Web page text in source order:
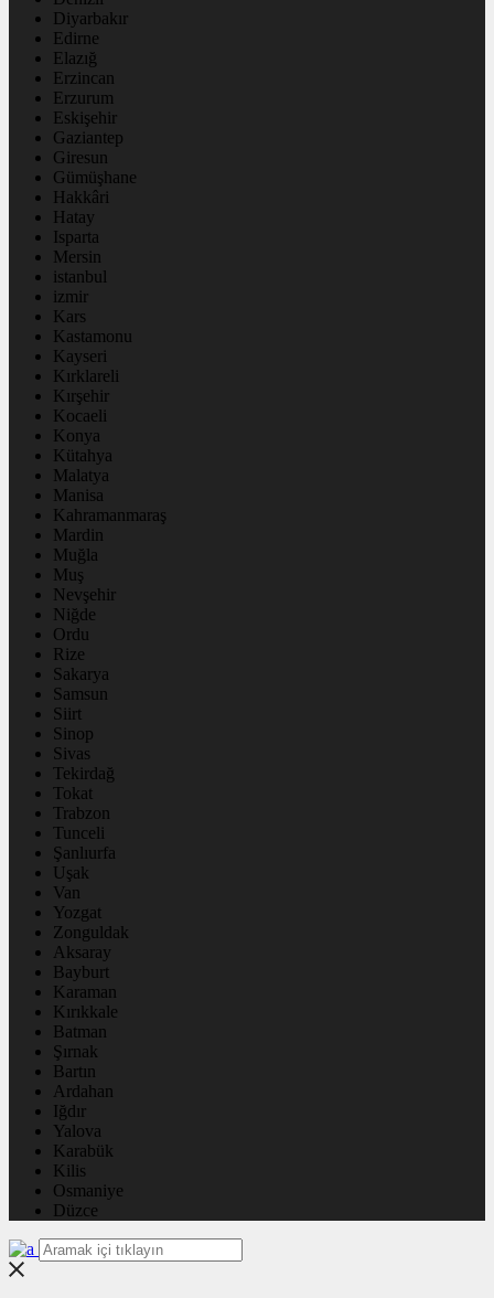
Diyarbakır
Edirne
Elazığ
Erzincan
Erzurum
Eskişehir
Gaziantep
Giresun
Gümüşhane
Hakkâri
Hatay
Isparta
Mersin
istanbul
izmir
Kars
Kastamonu
Kayseri
Kırklareli
Kırşehir
Kocaeli
Konya
Kütahya
Malatya
Manisa
Kahramanmaraş
Mardin
Muğla
Muş
Nevşehir
Niğde
Ordu
Rize
Sakarya
Samsun
Siirt
Sinop
Sivas
Tekirdağ
Tokat
Trabzon
Tunceli
Şanlıurfa
Uşak
Van
Yozgat
Zonguldak
Aksaray
Bayburt
Karaman
Kırıkkale
Batman
Şırnak
Bartın
Ardahan
Iğdır
Yalova
Karabük
Kilis
Osmaniye
Düzce